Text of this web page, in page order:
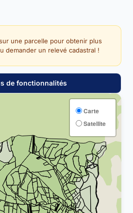
une parcelle pour obtenir plus
demander un relevé cadastral !
de fonctionnalités
Carte
Satellite